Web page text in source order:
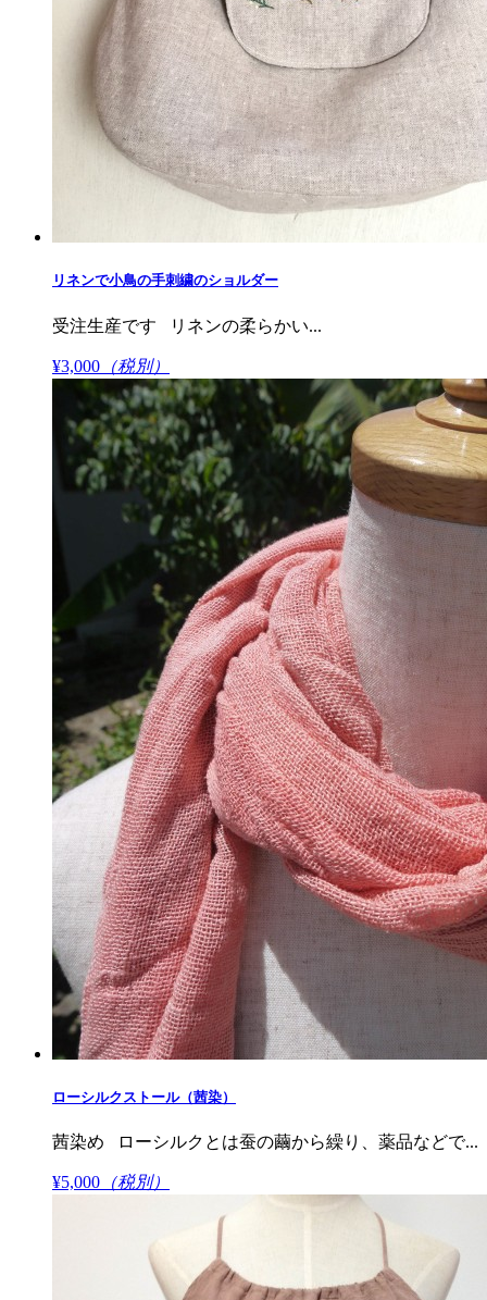
リネンで小鳥の手刺繍のショルダー
受注生産です リネンの柔らかい...
¥3,000 （税別）
ローシルクストール（茜染）
茜染め ローシルクとは蚕の繭から繰り、薬品などで...
¥5,000 （税別）